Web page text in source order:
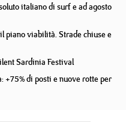
italiano di surf e ad agosto
piano viabilità. Strade chiuse e
Sardinia Festival
+75% di posti e nuove rotte per